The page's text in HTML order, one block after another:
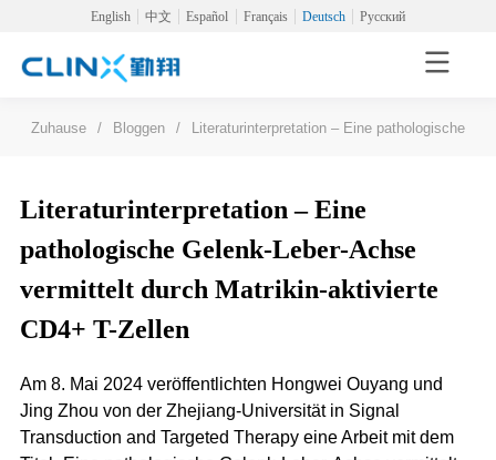
English 中文 Español Français Deutsch Русский
Zuhause / Bloggen / Literaturinterpretation – Eine pathologische
Literaturinterpretation – Eine
pathologische Gelenk-Leber-Achse
vermittelt durch Matrikin-aktivierte
CD4+ T-Zellen